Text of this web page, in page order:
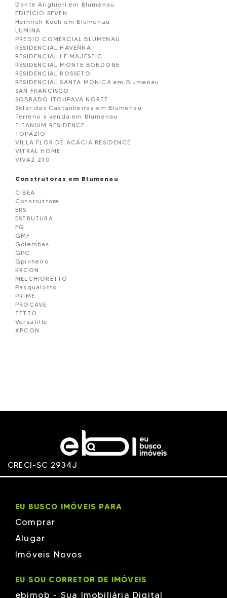
Dante Alighieri em Blumenau
EDIFÍCIO SEVEN
Heinrich Koch em Blumenau
LUMINA
PREDIO COMERCIAL BLUMENAU
RESIDENCIAL HAVENNA
RESIDENCIAL LE MAJESTIC
RESIDENCIAL MONTE BONDONE
RESIDENCIAL ROSSETO
RESIDENCIAL SANTA MONICA em Blumenau
SAN FRANCISCO
SOBRADO ITOUPAVA NORTE
Solar das Castanheiras em Blumenau
Terreno à venda em Blumenau
TITANIUM RESIDENCE
TOPÁZIO
VILLA FLOR DE ACÁCIA RESIDENCE
VITRAL HOME
VIVAZ 210
Construtoras em Blumenau
CIBEA
Construttore
ERS
ESTRUTURA
FG
GMF
Golembas
GPC
Gpinheiro
KRCON
MELCHIORETTO
Pasqualotto
PRIME
PROCAVE
TETTO
Versatille
XPCON
CRECI-SC 2934J
EU BUSCO IMÓVEIS PARA
Comprar
Alugar
Imóveis Novos
EU SOU CORRETOR DE IMÓVEIS
ebimob - Sua Imobiliária Digital